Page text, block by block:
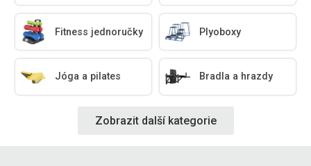
Fitness jednoručky Plyoboxy
Jóga a pilates Bradla a hrazdy
Zobrazit další kategorie